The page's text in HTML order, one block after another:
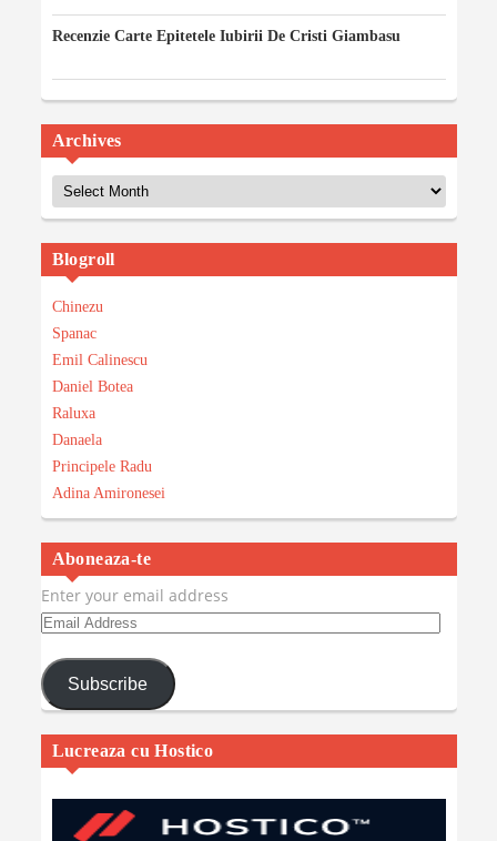
Recenzie Carte Epitetele Iubirii De Cristi Giambasu
Archives
Archives
Blogroll
Chinezu
Spanac
Emil Calinescu
Daniel Botea
Raluxa
Danaela
Principele Radu
Adina Amironesei
Aboneaza-te
Enter your email address
Email
Subscribe
Lucreaza cu Hostico